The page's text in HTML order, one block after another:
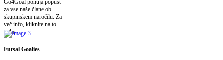
Go4Goal ponuja popust
za vse naše člane ob
skupinskem naročilu. Za
več info, kliknite na to
polje.
Futsal Goalies